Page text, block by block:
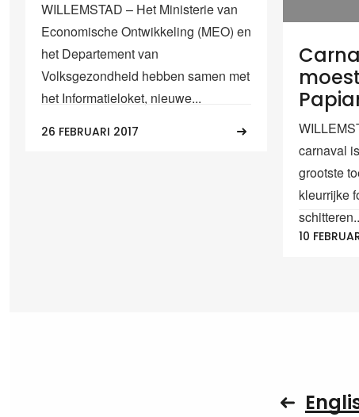
WILLEMSTAD – Het Ministerie van
Economische Ontwikkeling (MEO) en
het Departement van
Volksgezondheid hebben samen met
het Informatieloket, nieuwe...
26 FEBRUARI 2017
carnaval
grootste
kleurrijke
10